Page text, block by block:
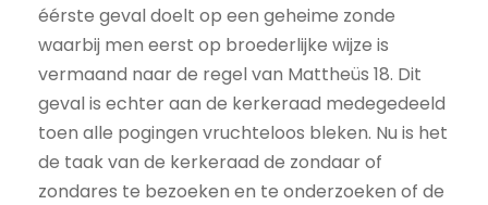
éérste geval doelt op een geheime zonde
waarbij men eerst op broederlijke wijze is
vermaand naar de regel van Mattheüs 18. Dit
geval is echter aan de kerkeraad medegedeeld
toen alle pogingen vruchteloos bleken. Nu is het
de taak van de kerkeraad de zondaar of
zondares te bezoeken en te onderzoeken of de